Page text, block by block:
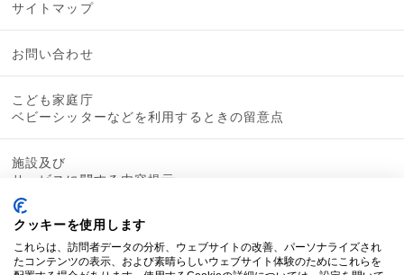
サイトマップ
お問い合わせ
こども家庭庁
ベビーシッターなどを利用するときの留意点
施設及び
サービスに関する内容提示
クッキーを使用します
これらは、訪問者データの分析、ウェブサイトの改善、パーソナライズされ
たコンテンツの表示、および素晴らしいウェブサイト体験のためにこれらを